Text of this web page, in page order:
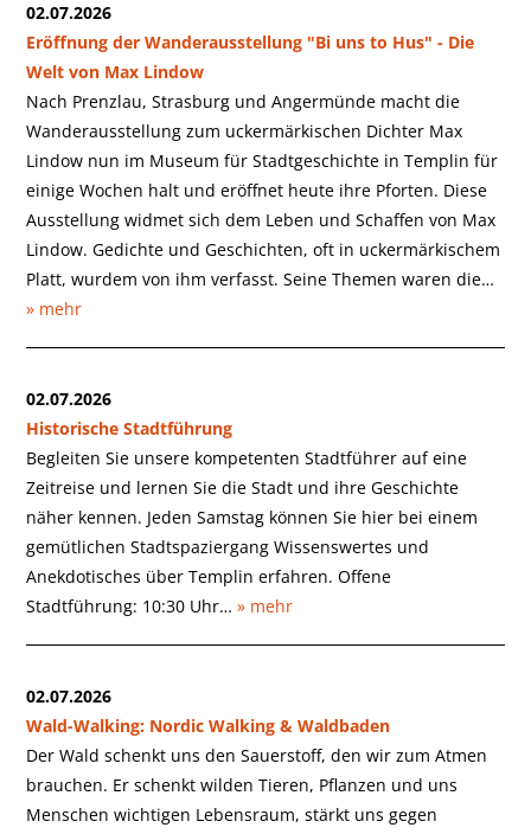
02.07.2026
Eröffnung der Wanderausstellung "Bi uns to Hus" - Die
Welt von Max Lindow
Nach Prenzlau, Strasburg und Angermünde macht die
Wanderausstellung zum uckermärkischen Dichter Max
Lindow nun im Museum für Stadtgeschichte in Templin für
einige Wochen halt und eröffnet heute ihre Pforten. Diese
Ausstellung widmet sich dem Leben und Schaffen von Max
Lindow. Gedichte und Geschichten, oft in uckermärkischem
Platt, wurdem von ihm verfasst. Seine Themen waren die…
» mehr
02.07.2026
Historische Stadtführung
Begleiten Sie unsere kompetenten Stadtführer auf eine
Zeitreise und lernen Sie die Stadt und ihre Geschichte
näher kennen. Jeden Samstag können Sie hier bei einem
gemütlichen Stadtspaziergang Wissenswertes und
Anekdotisches über Templin erfahren. Offene
Stadtführung: 10:30 Uhr…» mehr
02.07.2026
Wald-Walking: Nordic Walking & Waldbaden
Der Wald schenkt uns den Sauerstoff, den wir zum Atmen
brauchen. Er schenkt wilden Tieren, Pflanzen und uns
Menschen wichtigen Lebensraum, stärkt uns gegen